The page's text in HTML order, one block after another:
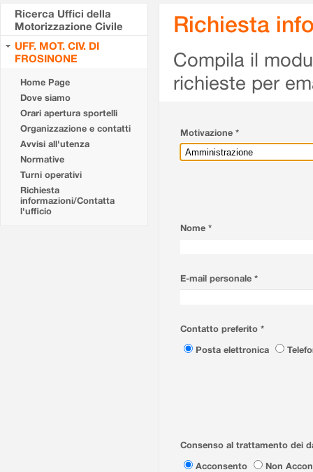
Ricerca Uffici della
Motorizzazione Civile
UFF. MOT. CIV. DI
FROSINONE
Home Page
Dove siamo
Orari apertura sportelli
Organizzazione e contatti
Avvisi all'utenza
Normative
Turni operativi
Richiesta
informazioni/Contatta
l'ufficio
Richiesta
Compila il
richieste per
Motivazione *
Nome *
E-mail personale *
Contatto preferito *
Posta elettronica
Consenso al trattamento dei
Acconsento
Non